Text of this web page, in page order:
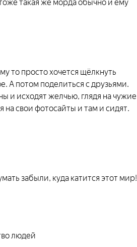
то просто хочется щёлкнуть
А потом поделиться с друзьями.
и исходят желчью, глядя на чужие
свои фотосайты и там и сидят.
забыли, куда катится этот мир!
людей